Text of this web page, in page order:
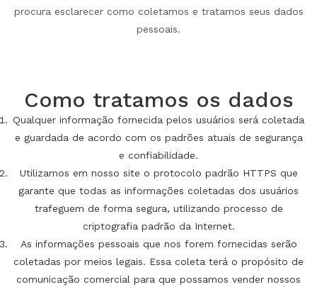
procura esclarecer como coletamos e tratamos seus dados
pessoais.
Como tratamos os dados
Qualquer informação fornecida pelos usuários será coletada
e guardada de acordo com os padrões atuais de segurança
e confiabilidade.
Utilizamos em nosso site o protocolo padrão HTTPS que
garante que todas as informações coletadas dos usuários
trafeguem de forma segura, utilizando processo de
criptografia padrão da Internet.
As informações pessoais que nos forem fornecidas serão
coletadas por meios legais. Essa coleta terá o propósito de
comunicação comercial para que possamos vender nossos